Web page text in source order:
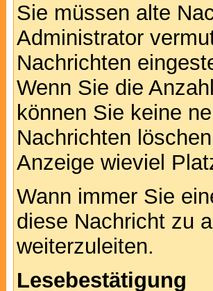
Sie müssen alte
Administrator
Nachrichten
Wenn Sie die
können Sie keine
Nachrichten
Anzeige wieviel
Wann immer Sie
diese Nachricht zu
weiterzuleiten.
Lesebestätigung